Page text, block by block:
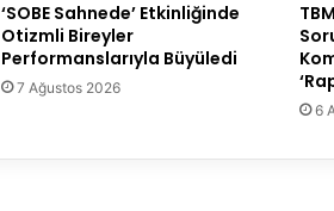
‘SOBE Sahnede’ Etkinliğinde
Otizmli Bireyler
Performanslarıyla Büyüledi
7 Ağustos 2026
6